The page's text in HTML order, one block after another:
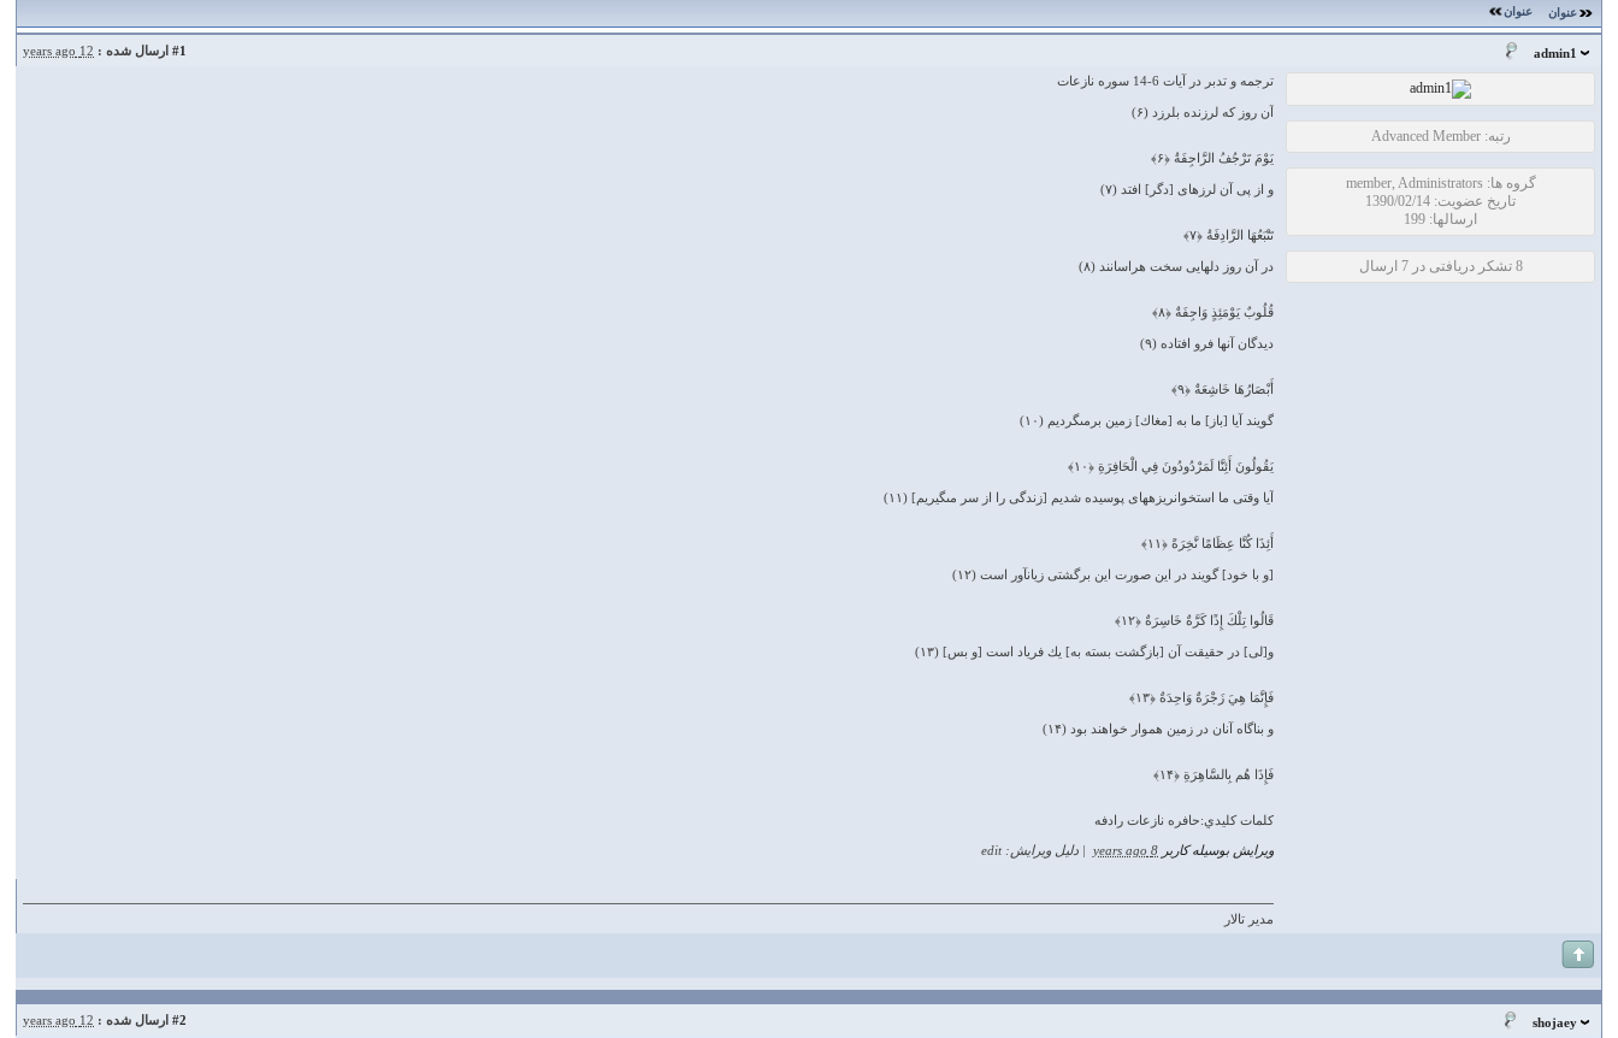
عنوان عنوان
admin1
#1 ارسال شده : 12 years ago
رتبه: Advanced Member
گروه ها: member, Administrators
تاریخ عضویت: 1390/02/14
ارسالها: 199
8 تشکر دریافتی در 7 ارسال
ترجمه و تدبر در آيات 6-14 سوره نازعات
آن روز كه لرزنده بلرزد (۶)
يَوْمَ تَرْجُفُ الرَّاجِفَةُ ﴿۶﴾
و از پى آن لرزه‏اى [دگر] افتد (۷)
تَتْبَعُهَا الرَّادِفَةُ ﴿۷﴾
در آن روز دلهايى سخت هراسانند (۸)
قُلُوبٌ يَوْمَئِذٍ وَاجِفَةٌ ﴿۸﴾
ديدگان آنها فرو افتاده (۹)
أَبْصَارُهَا خَاشِعَةٌ ﴿۹﴾
گويند آيا [باز] ما به [مغاك] زمين برمى‏گرديم (۱۰)
يَقُولُونَ أَئِنَّا لَمَرْدُودُونَ فِي الْحَافِرَةِ ﴿۱۰﴾
آيا وقتى ما استخوان‏ريزه‏هاى پوسيده شديم [زندگى را از سر مى‏گيريم] (۱۱)
أَئِذَا كُنَّا عِظَامًا نَّخِرَةً ﴿۱۱﴾
[و با خود] گويند در اين صورت اين برگشتى زيان‏آور است (۱۲)
قَالُوا تِلْكَ إِذًا كَرَّةٌ خَاسِرَةٌ ﴿۱۲﴾
و[لى] در حقيقت آن [بازگشت بسته به] يك فرياد است [و بس] (۱۳)
فَإِنَّمَا هِيَ زَجْرَةٌ وَاحِدَةٌ ﴿۱۳﴾
و بناگاه آنان در زمين هموار خواهند بود (۱۴)
فَإِذَا هُم بِالسَّاهِرَةِ ﴿۱۴﴾
كلمات كليدي:حافره نازعات رادفه
ویرایش بوسیله کاربر 8 years ago دلیل ویرایش: edit
مدیر تالار
shojaey
#2 ارسال شده : 12 years ago